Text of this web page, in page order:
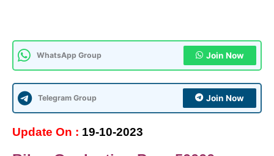
WhatsApp Group Join Now
Telegram Group Join Now
Update On : 19-10-2023